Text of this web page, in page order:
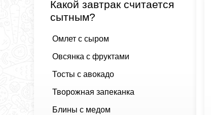
Какой завтрак считается
сытным?
Омлет с сыром
Овсянка с фруктами
Тосты с авокадо
Творожная запеканка
Блины с медом